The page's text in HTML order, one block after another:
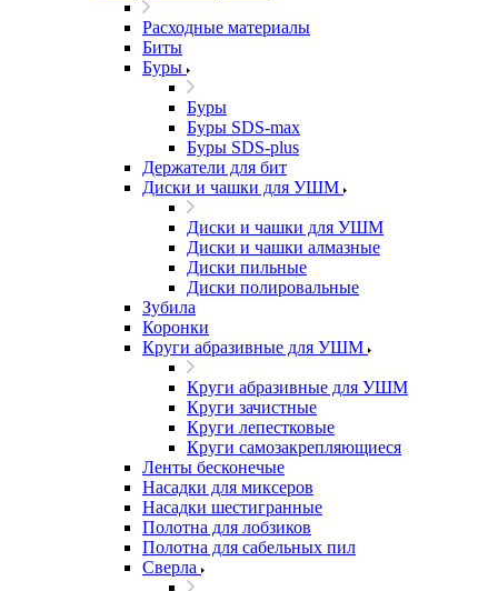
Расходные материалы
Биты
Буры
Буры
Буры SDS-max
Буры SDS-plus
Держатели для бит
Диски и чашки для УШМ
Диски и чашки для УШМ
Диски и чашки алмазные
Диски пильные
Диски полировальные
Зубила
Коронки
Круги абразивные для УШМ
Круги абразивные для УШМ
Круги зачистные
Круги лепестковые
Круги самозакрепляющиеся
Ленты бесконечые
Насадки для миксеров
Насадки шестигранные
Полотна для лобзиков
Полотна для сабельных пил
Сверла